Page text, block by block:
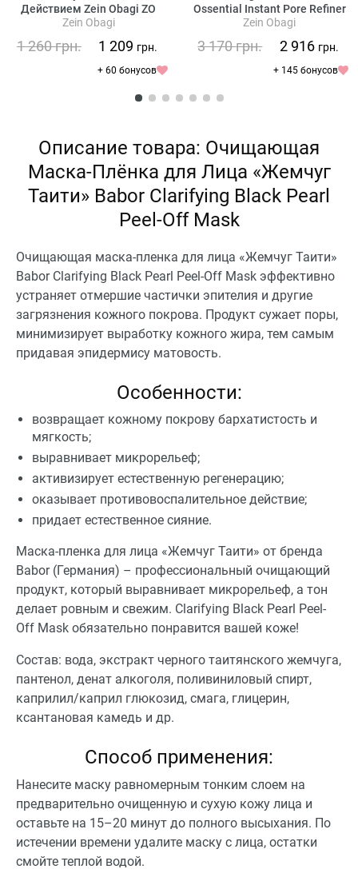
Действием Zein Obagi ZO
Skin Health Offects Exfoliating
Zein Obagi
1 260грн. 1 209 грн.
+ 60 бонусов
Ossential Instant Pore Refiner
Zein Obagi
3 170грн. 2 916 грн.
+ 145 бонусов
Описание товара: Очищающая
Маска-Плёнка для Лица «Жемчуг
Таити» Babor Clarifying Black Pearl
Peel-Off Mask
Очищающая маска-пленка для лица «Жемчуг Таити»
Babor Clarifying Black Pearl Peel-Off Mask эффективно
устраняет отмершие частички эпителия и другие
загрязнения кожного покрова. Продукт сужает поры,
минимизирует выработку кожного жира, тем самым
придавая эпидермису матовость.
Особенности:
возвращает кожному покрову бархатистость и
мягкость;
выравнивает микрорельеф;
активизирует естественную регенерацию;
оказывает противовоспалительное действие;
придает естественное сияние.
Маска-пленка для лица «Жемчуг Таити» от бренда
Babor (Германия) – профессиональный очищающий
продукт, который выравнивает микрорельеф, а тон
делает ровным и свежим. Clarifying Black Pearl Peel-
Off Mask обязательно понравится вашей коже!
Состав: вода, экстракт черного таитянского жемчуга,
пантенол, денат алкоголя, поливиниловый спирт,
каприлил/каприл глюкозид, смага, глицерин,
ксантановая камедь и др.
Способ применения:
Нанесите маску равномерным тонким слоем на
предварительно очищенную и сухую кожу лица и
оставьте на 15–20 минут до полного высыхания. По
истечении времени удалите маску с лица, остатки
смойте теплой водой.